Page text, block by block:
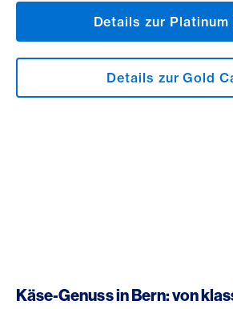
Details zur Platinum
Details zur Gold
Käse-Genuss in Bern: von